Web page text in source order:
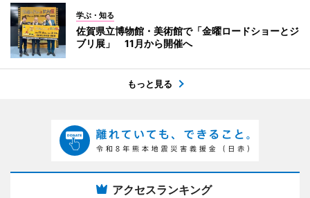
学ぶ・知る
佐賀県立博物館・美術館で「金曜ロードショーとジ
ブリ展」 11月から開催へ
もっと見る
アクセスランキング